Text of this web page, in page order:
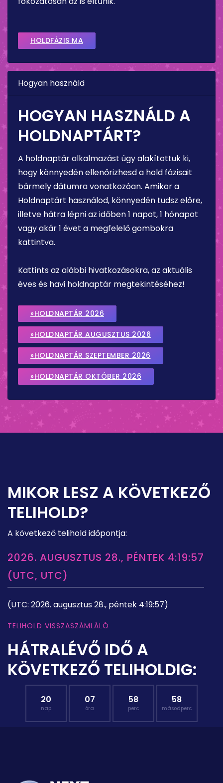
HOLDFÁZIS MA
Hogyan használd
HOGYAN HASZNÁLD A
HOLDNAPTÁRT?
A holdnaptár alkalmazást úgy alakítottuk ki,
hogy könnyedén ellenőrizhesd a hold fázisait
bármely dátumra vonatkozóan. Amikor a
Holdnaptárt használod, könnyedén tudsz előre,
illetve hátra lépni az időben 1 napot, 1 hónapot
vagy akár 1 évet a megfelelő gombokra
kattintva.
Kattints az alábbi hivatkozásokra, az aktuális
éves és havi holdnaptár megtekintéséhez!
»HOLDNAPTÁR 2026
»HOLDNAPTÁR AUGUSZTUS 2026
»HOLDNAPTÁR SZEPTEMBER 2026
»HOLDNAPTÁR OKTÓBER 2026
MIKOR LESZ A KÖVETKEZŐ
TELIHOLD?
A következő telihold időpontja:
2026. AUGUSZTUS 28., PÉNTEK 4:19:57
(UTC, UTC)
(UTC: 2026. augusztus 28., péntek 4:19:57)
TELIHOLD VISSZASZÁMLÁLÓ
HÁTRALÉVŐ IDŐ A
KÖVETKEZŐ TELIHOLDIG:
20
nap
07
óra
58
perc
57
másodperc